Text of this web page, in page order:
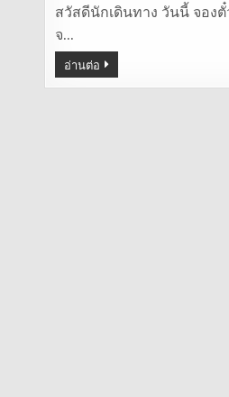
สวัสดีนักเดินทาง วันนี้ จอง
จ…
อ่านต่อ